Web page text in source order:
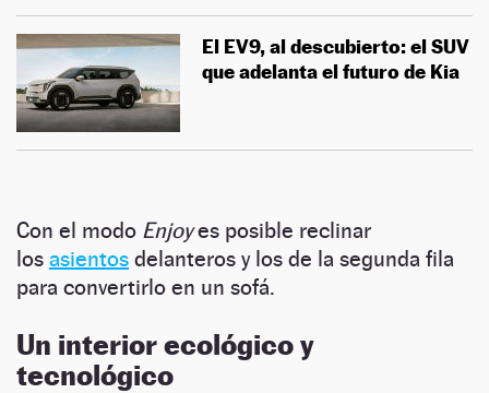
El EV9, al descubierto: el SUV
que adelanta el futuro de Kia
Con el modo Enjoyes posible reclinar
los asientos delanteros y los de la segunda fila
para convertirlo en un sofá.
Un interior ecológico y
tecnológico